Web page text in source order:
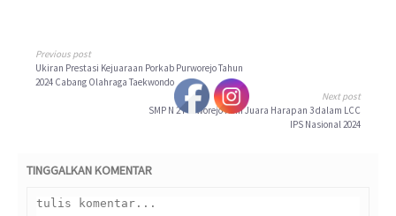
Previous post
Ukiran Prestasi Kejuaraan Porkab Purworejo Tahun
2024 Cabang Olahraga Taekwondo
Next post
SMP N 2 Purworejo Raih Juara Harapan 3 dalam LCC
IPS Nasional 2024
TINGGALKAN KOMENTAR